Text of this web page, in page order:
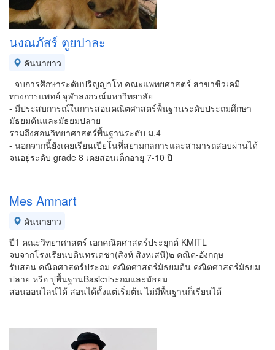
นงณภัสร์ ตูยปาละ
คันนายาว
- จบการศึกษาระดับปริญญาโท คณะแพทยศาสตร์ สาขาชีวเคมี
ทางการแพทย์ จุฬาลงกรณ์มหาวิทยาลัย
- มีประสบการณ์ในการสอนคณิตศาสตร์พื้นฐานระดับประถมศึกษา
มัธยมต้นและมัธยมปลาย
รวมถึงสอนวิทยาศาสตร์พื้นฐานระดับ ม.4
- นอกจากนี้ยังเคยเรียนเปียโนที่สยามกลการและสามารถสอบผ่านได้
จนอยู่ระดับ grade 8 เคยสอนเด็กอายุ 7-10 ปี
Mes Amnart
คันนายาว
ปี1 คณะวิทยาศาสตร์ เอกคณิตศาสตร์ประยุกต์ KMITL
จบจากโรงเรียนบดินทรเดชา(สิงห์ สิงหเสนี)๒ คณิต-อังกฤษ
รับสอน คณิตศาสตร์ประถม คณิตศาสตร์มัธยมต้น คณิตศาสตร์มัธยม
ปลาย หรือ ปูพื้นฐานBasicประถมและมัธยม
สอนออนไลน์ได้ สอนได้ตั้งแต่เริ่มต้น ไม่มีพื้นฐานก็เรียนได้